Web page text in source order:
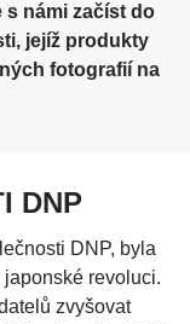
s námi začíst do
jejíž produkty
fotografií na
DNP
DNP, byla
revoluci.
zvyšovat